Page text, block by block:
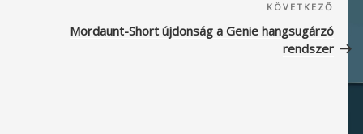
KÖVETKEZŐ
Mordaunt-Short újdonság a Genie hangsugárzó
rendszer